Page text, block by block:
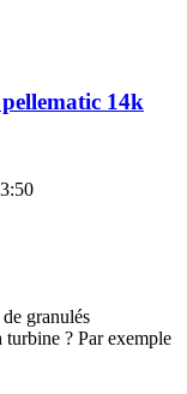
14k
granulés
turbine ? Par exemple